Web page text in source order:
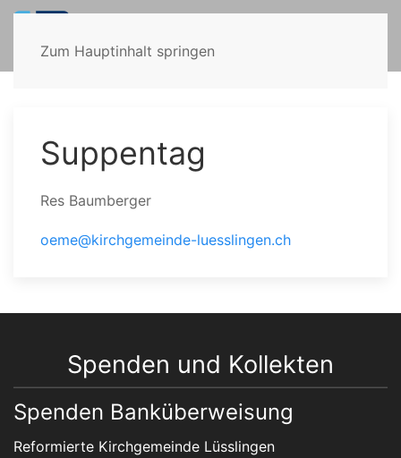
Zum Hauptinhalt springen
Suppentag
Res Baumberger
oeme@kirchgemeinde-luesslingen.ch
Spenden und Kollekten
Spenden Banküberweisung
Reformierte Kirchgemeinde Lüsslingen